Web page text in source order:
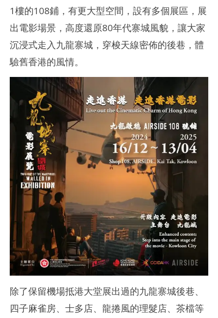
1樓的108鋪，有更大型空間，設有多個展區，展
出電影場景，高度還原80年代寨城風貌，讓大家
沉浸式走入九龍寨城，穿梭天線密佈的後巷，體
驗舊香港的風情。
除了保留機場抵港大堂展出過的九龍寨城後巷、
四子麻雀房、士多店、龍捲風的理髮店、茶檔等